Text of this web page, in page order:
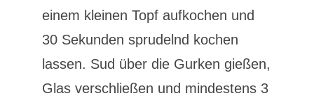
einem kleinen Topf aufkochen und
30 Sekunden sprudelnd kochen
lassen. Sud über die Gurken gießen,
Glas verschließen und mindestens 3